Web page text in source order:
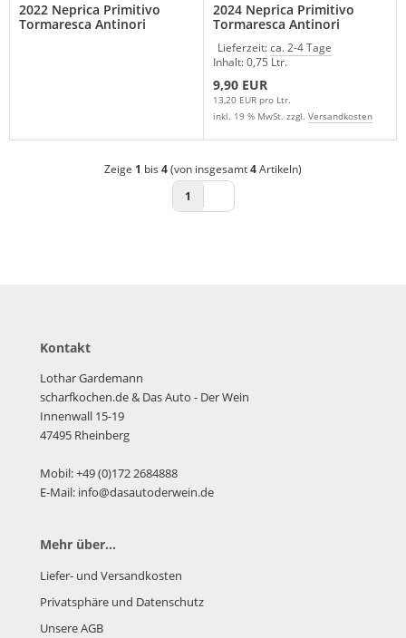
2022 Neprica Primitivo
Tormaresca Antinori
2024 Neprica Primitivo
Tormaresca Antinori
Lieferzeit:ca. 2-4 Tage
Inhalt: 0,75 Ltr.
9,90 EUR
13,20 EUR pro Ltr.
inkl. 19 % MwSt. zzgl. Versandkosten
Zeige 1 bis 4(von insgesamt4Artikeln)
1
Kontakt
Lothar Gardemann
scharfkochen.de& Das Auto - Der Wein
Innenwall 15-19
47495 Rheinberg
Mobil: +49 (0)172 2684888
E-Mail: info@dasautoderwein.de
Mehr über...
Liefer- und Versandkosten
Privatsphäre und Datenschutz
Unsere AGB